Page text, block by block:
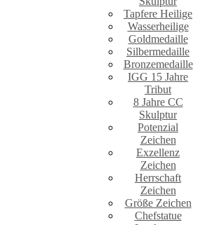
Tapfere Heilige
Wasserheilige
Goldmedaille
Silbermedaille
Bronzemedaille
IGG 15 Jahre
Tribut
8 Jahre CC
Skulptur
Potenzial
Zeichen
Exzellenz
Zeichen
Herrschaft
Zeichen
Größe Zeichen
Chefstatue